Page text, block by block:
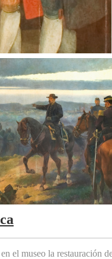
el museo la restauración